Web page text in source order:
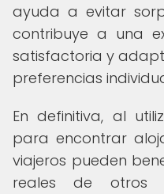
ayuda a evitar
contribuye a una
satisfactoria y
preferencias
En definitiva, al
para encontrar
viajeros pueden
reales de otros